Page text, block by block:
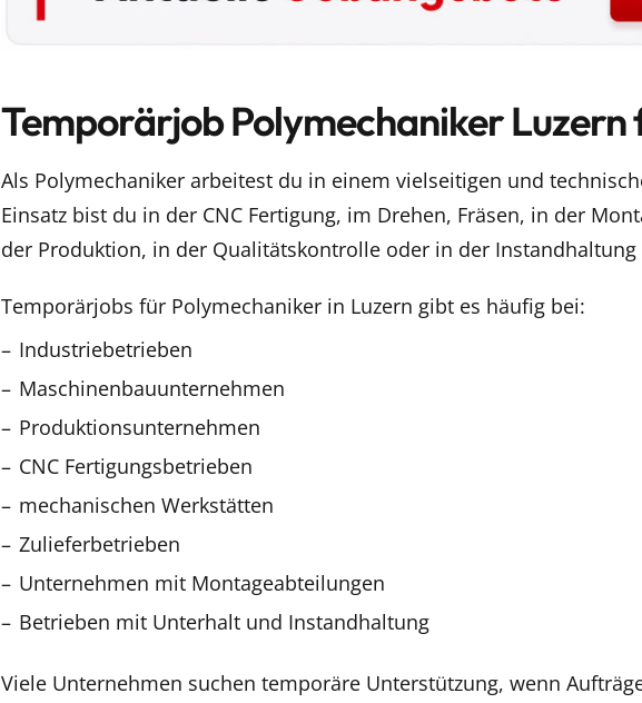
Temporärjob Polymechaniker Luzern
Als Polymechaniker arbeitest du in einem vielseitigen und
Einsatz bist du in der CNC Fertigung, im Drehen, Fräsen, in der
der Produktion, in der Qualitätskontrolle oder in der Instandhaltung
Temporärjobs für Polymechaniker in Luzern gibt es häufig bei:
Industriebetrieben
Maschinenbauunternehmen
Produktionsunternehmen
CNC Fertigungsbetrieben
mechanischen Werkstätten
Zulieferbetrieben
Unternehmen mit Montageabteilungen
Betrieben mit Unterhalt und Instandhaltung
Viele Unternehmen suchen temporäre Unterstützung, wenn